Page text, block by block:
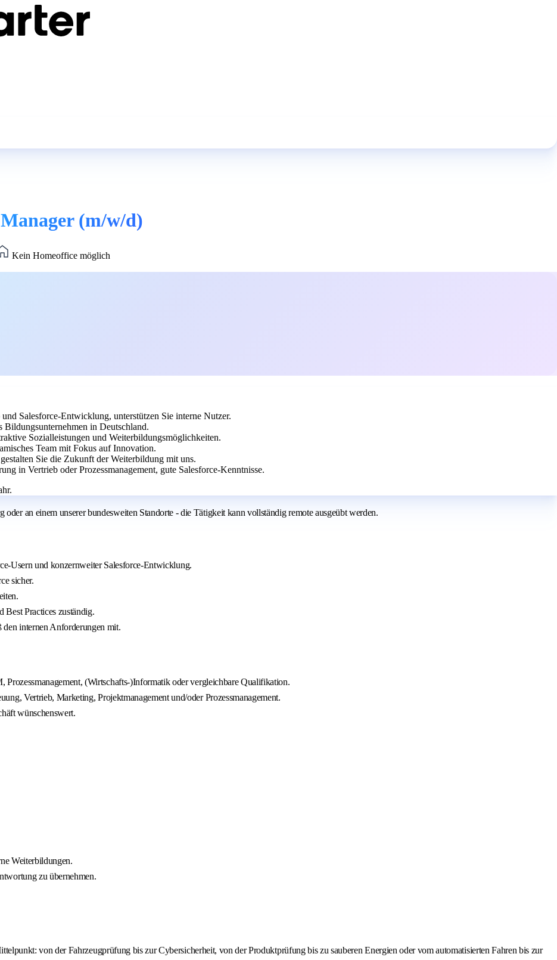
(m/w/d)
Kein Homeoffice möglich
Salesforce-Entwicklung, unterstützen Sie interne Nutzer.
in Deutschland.
Sozialleistungen und Weiterbildungsmöglichkeiten.
Team mit Fokus auf Innovation.
Sie die Zukunft der Weiterbildung mit uns.
in Vertrieb oder Prozessmanagement, gute Salesforce-Kenntnisse.
an einem unserer bundesweiten Standorte - die Tätigkeit kann vollständig remote ausgeübt werden.
Usern und konzernweiter Salesforce-Entwicklung.
sicher.
Best Practices zuständig.
internen Anforderungen mit.
(Wirtschafts-)Informatik oder vergleichbare Qualifikation.
Vertrieb, Marketing, Projektmanagement und/oder Prozessmanagement.
wünschenswert.
Weiterbildungen.
zu übernehmen.
von der Fahrzeugprüfung bis zur Cybersicherheit, von der Produktprüfung bis zu sauberen Energien oder vom automatisierten Fahren bis zur